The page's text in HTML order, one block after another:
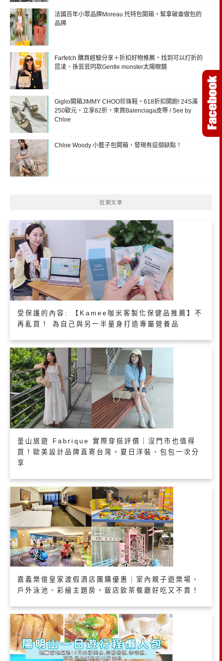
法國百年小眾品牌Moreau 托特包開箱，幫拿破崙做包的
品牌
Farfetch 購買經驗分享＋折扣好物推薦，找到可以打折的
昆凌、孫芸芸同款Gentle monster太陽眼鏡
Giglio開箱JIMMY CHOO珍珠鞋，618折扣開跑! 24S滿
250歐元，立享82折，來買Balenciaga皮帶 / See by
Chloe
Chloe Woody 小籃子包開箱，發現有這個缺點！
近期文章
受保護的內容: 【Kamee咖米客製化保健品推薦】不
再亂買！ 為自己與另一半量身打造專屬營養品
釜山旅遊 Fabrique 實際穿搭評價｜沒門市也值得
買！歐美設計品牌直寄台灣，夏日洋裝、包包一次分
享
嘉義樂億皇家渡假酒店團購優惠｜室內親子遊樂場、
戶外泳池、彩繪主題房，飯店飲茶餐廳好吃又不貴！